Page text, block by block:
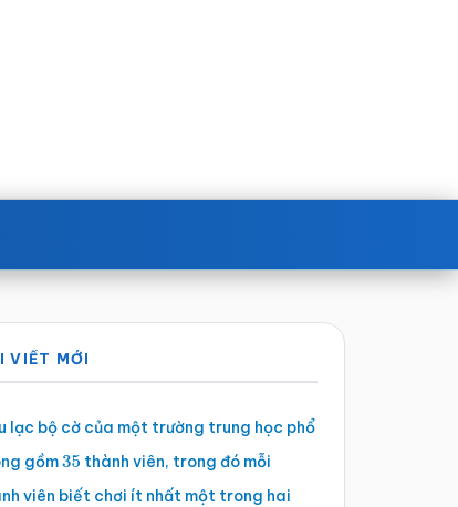
VIẾT MỚI
lạc bộ cờ của một trường trung học phổ
gồm35 thành viên, trong đó mỗi
viên biết chơi ít nhất một trong hai